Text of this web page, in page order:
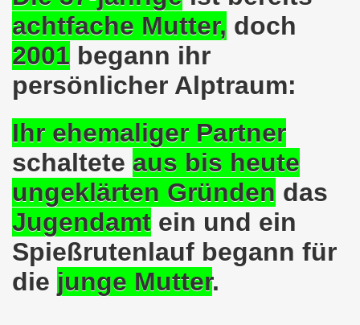
achtfache Mutter, doch
2001 begann ihr
persönlicher Alptraum:
Ihr ehemaliger Partner
schaltete aus bis heute
ungeklärten Gründen das
Jugendamt ein und ein
Spießrutenlauf begann für
die junge Mutter.
wieder am 11.05.2020 auf der Straße -
bleibt aktiv auch in Corona-Zeiten!
als Tag des Widerstands am 09.03.2020:
am 19.03.2020 zur Corona-Pandemie
mahnt am 09.03.2020 an Folgen von
Kampf (offener Brief von Frank Oettler aus Halle an
Bewegung demonstriert und protestiert am
Bewegung ruft auf am 17.02.2020 zur Demonstration
wird zum Tag X aufrufen